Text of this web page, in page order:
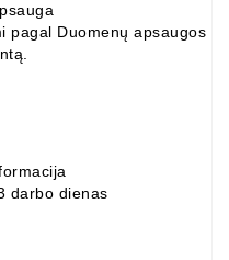
pagal Duomenų apsaugos
darbo dienas